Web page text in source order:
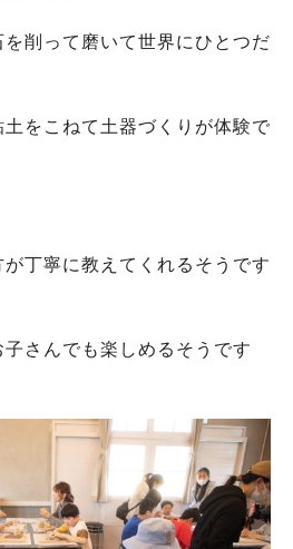
削って磨いて世界にひとつだ
をこねて土器づくりが体験で
丁寧に教えてくれるそうです
さんでも楽しめるそうです